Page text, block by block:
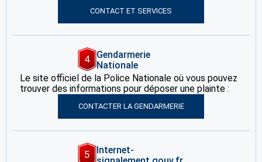
CONTACT ET SERVICES
4
Gendarmerie
Nationale
Le site officiel de la Police Nationale où vous pouvez
trouver des informations pour déposer une plainte :
CONTACTER LA GENDARMERIE
5
Internet-